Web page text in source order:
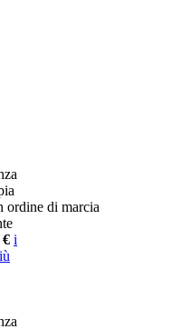
ordine di marcia
i